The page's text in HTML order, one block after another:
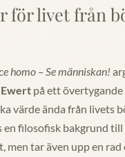
för livet från
homo – Se människan!
på ett
värde ända från livets
en filosofisk bakgrund
men tar även upp en rad